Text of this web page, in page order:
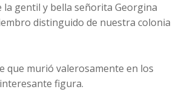
la gentil y bella señorita Georgina
distinguido de nuestra colonia
que murió valerosamente en los
figura.